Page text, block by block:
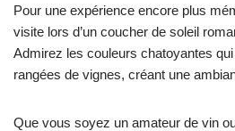
Pour une expérience encore plus
visite lors d’un coucher de soleil
Admirez les couleurs chatoyantes
rangées de vignes, créant une
Que vous soyez un amateur de vin